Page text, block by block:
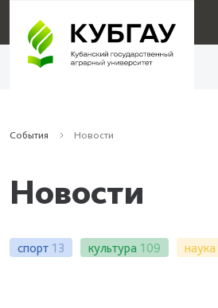
События Новости
Новости
спорт 13 культура 109 наука